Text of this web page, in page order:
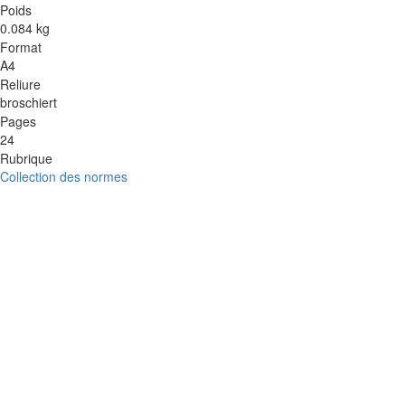
Poids
0.084 kg
Format
A4
Reliure
broschiert
Pages
24
Rubrique
Collection des normes